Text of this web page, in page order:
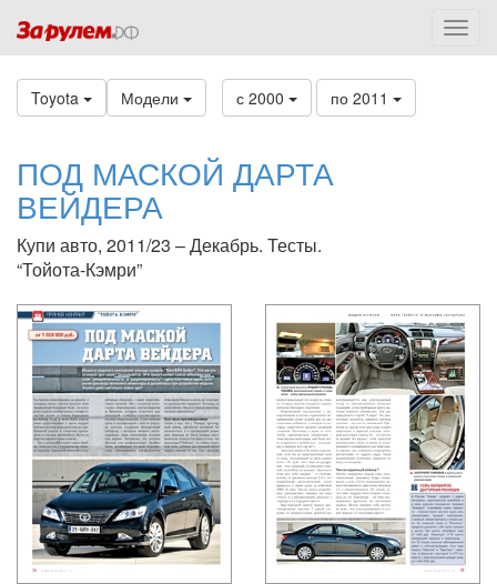
Toyota Модели с 2000 по 2011
ПОД МАСКОЙ ДАРТА
ВЕЙДЕРА
Купи авто, 2011/23 – Декабрь. Тесты.
“Тойота-Кэмри”